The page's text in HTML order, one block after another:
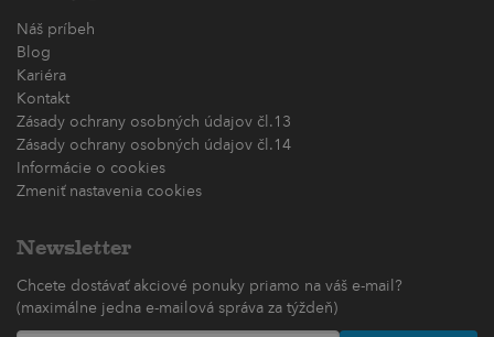
Náš príbeh
Blog
Kariéra
Kontakt
Zásady ochrany osobných údajov čl.13
Zásady ochrany osobných údajov čl.14
Informácie o cookies
Zmeniť nastavenia cookies
Newsletter
Chcete dostávať akciové ponuky priamo na váš e-mail?
(maximálne jedna e-mailová správa za týždeň)